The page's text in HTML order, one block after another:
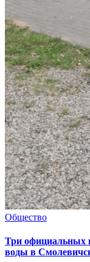
Общество
Три официальных
воды в